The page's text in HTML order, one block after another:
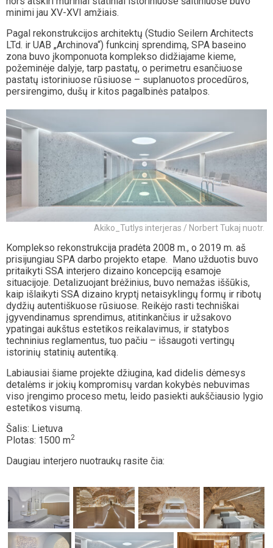
minimi jau XV-XVI amžiais.
Pagal rekonstrukcijos architektų (Studio Seilern Architects
LTd. ir UAB „Archinova“) funkcinį sprendimą, SPA baseino
zona buvo įkomponuota komplekso didžiajame kieme,
požeminėje dalyje, tarp pastatų, o perimetru esančiuose
pastatų istoriniuose rūsiuose – suplanuotos procedūros,
persirengimo, dušų ir kitos pagalbinės patalpos.
Akiko_Tutlys interjeras / Norbert Tukaj nuotr.
Komplekso rekonstrukcija pradėta 2008 m., o 2019 m. aš
prisijungiau SPA darbo projekto etape. Mano užduotis buvo
pritaikyti SSA interjero dizaino koncepciją esamoje
situacijoje. Detalizuojant brėžinius, buvo nemažas iššūkis,
kaip išlaikyti SSA dizaino kryptį netaisyklingų formų ir ribotų
dydžių autentiškuose rūsiuose. Reikėjo rasti techniškai
įgyvendinamus sprendimus, atitinkančius ir užsakovo
ypatingai aukštus estetikos reikalavimus, ir statybos
techninius reglamentus, tuo pačiu – išsaugoti vertingų
istorinių statinių autentiką.
Labiausiai šiame projekte džiugina, kad didelis dėmesys
detalėms ir jokių kompromisų vardan kokybės nebuvimas
viso įrengimo proceso metu, leido pasiekti aukščiausio lygio
estetikos visumą.
Šalis: Lietuva
Plotas: 1500 m2
Daugiau interjero nuotraukų rasite čia: